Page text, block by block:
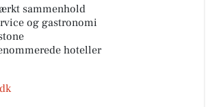
sammenhold
og gastronomi
hoteller